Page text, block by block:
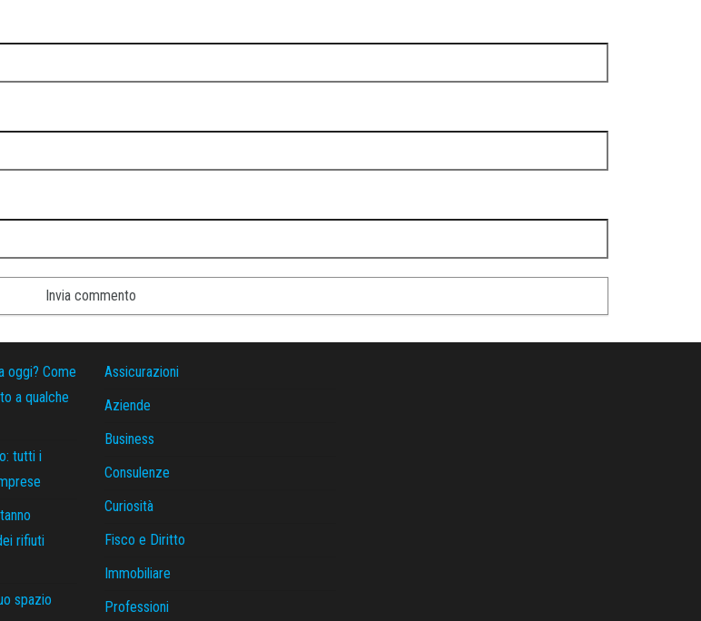
oggi? Come
a qualche
tutti i
rifiuti
spazio
Assicurazioni
Aziende
Business
Consulenze
Curiosità
Fisco e Diritto
Immobiliare
Professioni